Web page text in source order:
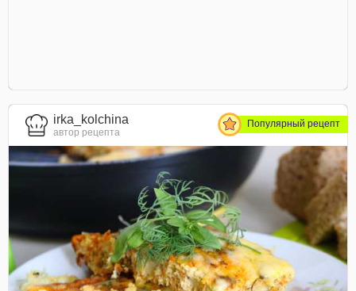
irka_kolchina
автор рецепта
Популярный рецепт